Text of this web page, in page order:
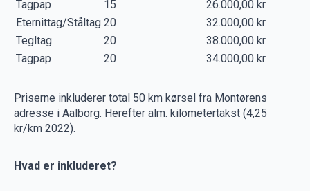
Tagpap
15
26.000,00 kr.
Eternittag/Ståltag 20
32.000,00 kr.
Tegltag
20
38.000,00 kr.
Tagpap
20 34.000,00 kr.
Priserne inkluderer total 50 km kørsel fra Montørens
adresse i Aalborg. Herefter alm. kilometertakst (4,25
kr/km 2022).
Hvad er inkluderet?